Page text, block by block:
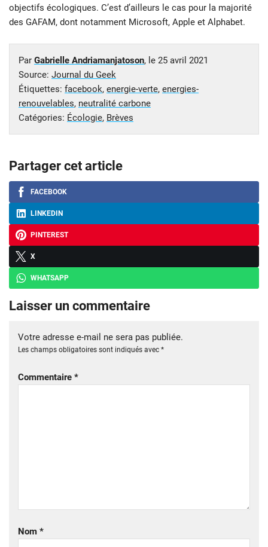
objectifs écologiques. C’est d’ailleurs le cas pour la majorité
des GAFAM, dont notamment Microsoft, Apple et Alphabet.
Par Gabrielle Andriamanjatoson, le 25 avril 2021
Source: Journal du Geek
Étiquettes: facebook, energie-verte, energies-
renouvelables, neutralité carbone
Catégories: Écologie, Brèves
Partager cet article
FACEBOOK
LINKEDIN
PINTEREST
X
WHATSAPP
Laisser un commentaire
Votre adresse e-mail ne sera pas publiée.
Les champs obligatoires sont indiqués avec *
Commentaire *
Nom *